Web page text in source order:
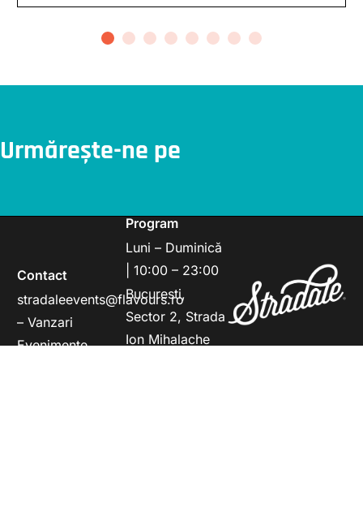
Urmărește-ne pe
Contact
stradaleevents@flavours.ro
– Vanzari
Evenimente
Program
Luni – Duminică
| 10:00 – 23:00
Bucuresti,
Sector 2, Strada
Ion Mihalache